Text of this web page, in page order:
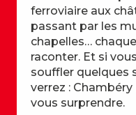
ferroviaire aux
passant par les
chapelles…
raconter. Et si
souffler quelques
verrez :
vous surprendre.